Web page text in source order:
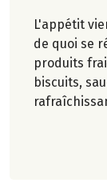
L'appétit
de quoi se
produits
biscuits,